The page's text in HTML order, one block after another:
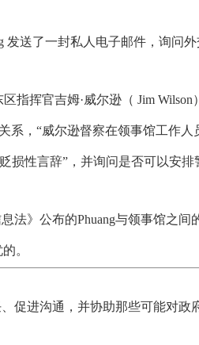
发送了一封私人电子邮件，询问外
指挥官吉姆·威尔逊（ Jim Wilson
系，“威尔逊督察在领事馆工作人
损性言辞”，并询问是否可以安排
法》公布的Phuang与领事馆之间
。
促进沟通，并协助那些可能对政